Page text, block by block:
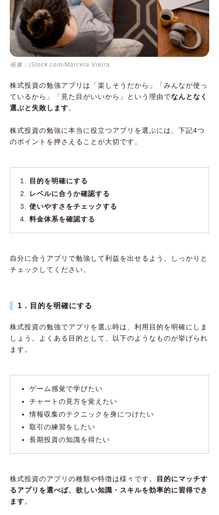
画像：iStock.com/Marcela Vieira
株式投資の勉強アプリは「楽しそうだから」「みんなが使っ
ているから」「見た目がいいから」という理由でなんとなく
選ぶと失敗します。
株式投資の勉強に本当に役立つアプリを選ぶには、下記4つ
のポイントを押さえることが大切です。
目的を明確にする
レベルに合うか確認する
使いやすさをチェックする
料金体系を確認する
自分に合うアプリで勉強して利益を出せるよう、しっかりと
チェックしてください。
1．目的を明確にする
株式投資の勉強でアプリを選ぶ時は、利用目的を明確にしま
しょう。よくある目的として、以下のようなものが挙げられ
ます。
ゲーム感覚で学びたい
チャートの見方を覚えたい
情報収集のテクニックを身につけたい
取引の練習をしたい
長期投資の知識を得たい
株式投資のアプリの種類や特徴は様々です。
目的にマッチす
るアプリを選べば、欲しい知識・スキルを効率的に習得でき
ます。